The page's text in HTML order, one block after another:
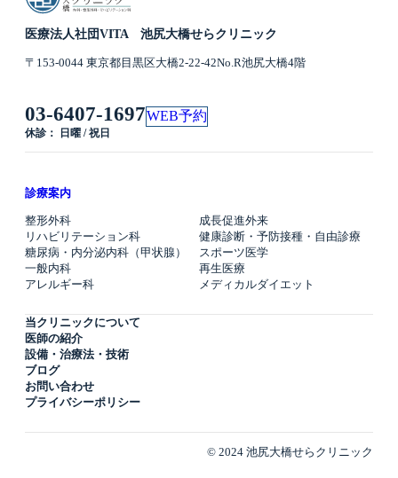
医療法人社団VITA 池尻大橋せらクリニック
〒153-0044 東京都目黒区大橋2-22-42No.R池尻大橋4階
03-6407-1697
休診： 日曜 / 祝日
WEB予約
診療案内
整形外科
リハビリテーション科
糖尿病・内分泌内科（甲状腺）
一般内科
アレルギー科
成長促進外来
健康診断・予防接種・自由診療
スポーツ医学
再生医療
メディカルダイエット
当クリニックについて
医師の紹介
設備・治療法・技術
ブログ
お問い合わせ
プライバシーポリシー
© 2024 池尻大橋せらクリニック